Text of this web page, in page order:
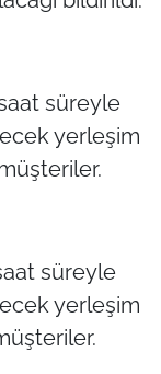
süreyle
yerleşim
süreyle
yerleşim